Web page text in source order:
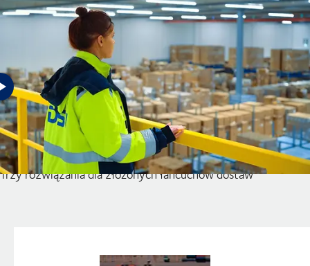
Odkryj pełny potencjał swoich
łańcuchów dostaw
Trzy rozwiązania dla złożonych łańcuchów dostaw